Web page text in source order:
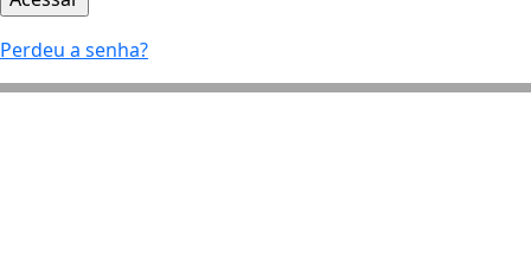
Perdeu a senha?